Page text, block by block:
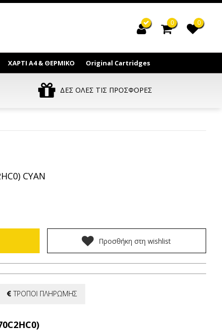
0 0
ΧΑΡΤΙ Α4 & ΘΕΡΜΙΚΟ Original Cartridges
ΔΕΣ ΟΛΕΣ ΤΙΣ ΠΡΟΣΦΟΡΕΣ
CYAN
Προσθήκη στη wishlist
ΤΡΟΠΟΙ ΠΛΗΡΩΜΗΣ